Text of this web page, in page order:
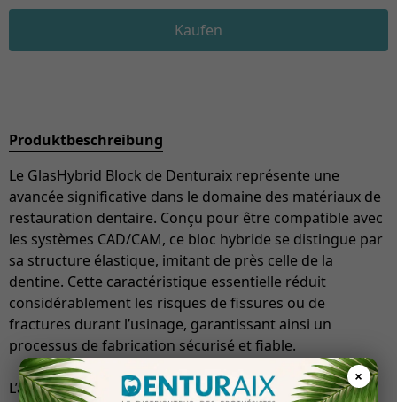
×
Kaufen
Produktbeschreibung
Le GlasHybrid Block de Denturaix représente une
avancée significative dans le domaine des matériaux de
restauration dentaire. Conçu pour être compatible avec
les systèmes CAD/CAM, ce bloc hybride se distingue par
sa structure élastique, imitant de près celle de la
dentine. Cette caractéristique essentielle réduit
considérablement les risques de fissures ou de
fractures durant l’usinage, garantissant ainsi un
processus de fabrication sécurisé et fiable.
L’absence de frittage dans sa composition permet la